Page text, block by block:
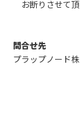
お断りさせて頂
問合せ先
プラップノード